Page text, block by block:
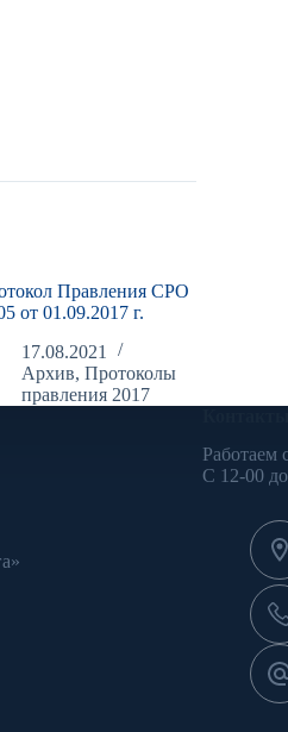
Правления СРО
от 01.09.2017 г.
17.08.2021
Архив,Протоколы
правления 2017
Работаем
С 12-00